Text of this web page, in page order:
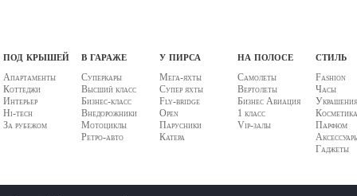
под крышей
Апартаменты
Коттеджи
Интерьер
Hi-tech
За рубежом
в гараже
Суперкары
Высший класс
Бизнес-класс
Внедорожники
Мотоциклы
Ретро-авто
у пирса
Мега-яхты
Супер яхты
Fly-bridge
Open
Парусники
Катера
на полосе
Самолеты
Вертолеты
Бизнес Авиация
1 класс
Vip-залы
стиль
Fashion
Часы
Парфюм
Гаджеты